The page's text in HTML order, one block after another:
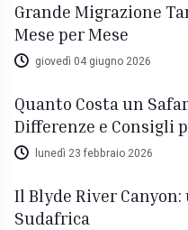
Grande Migrazione
Mese per Mese
giovedì 04 giugno 2026
Quanto Costa un
Differenze e Consigli
lunedì 23 febbraio 2026
Il Blyde River
Sudafrica